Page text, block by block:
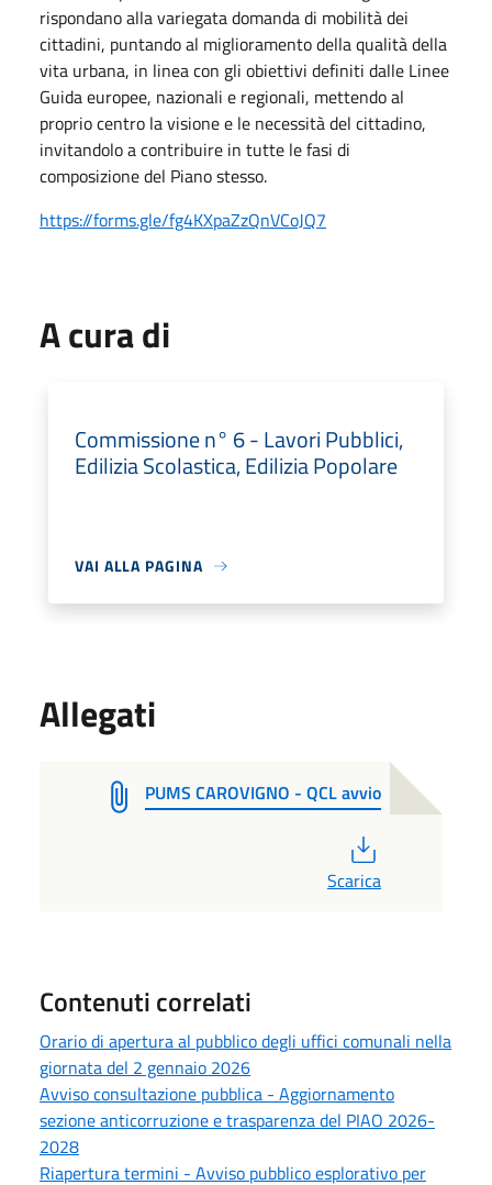
rispondano alla variegata domanda di mobilità dei
cittadini, puntando al miglioramento della qualità della
vita urbana, in linea con gli obiettivi definiti dalle Linee
Guida europee, nazionali e regionali, mettendo al
proprio centro la visione e le necessità del cittadino,
invitandolo a contribuire in tutte le fasi di
composizione del Piano stesso.
https://forms.gle/fg4KXpaZzQnVCoJQ7
A cura di
Commissione n° 6 - Lavori Pubblici,
Edilizia Scolastica, Edilizia Popolare
VAI ALLA PAGINA
Allegati
PUMS CAROVIGNO - QCL avvio
Scarica
Contenuti correlati
Orario di apertura al pubblico degli uffici comunali nella
giornata del 2 gennaio 2026
Avviso consultazione pubblica - Aggiornamento
sezione anticorruzione e trasparenza del PIAO 2026-
2028
Riapertura termini - Avviso pubblico esplorativo per